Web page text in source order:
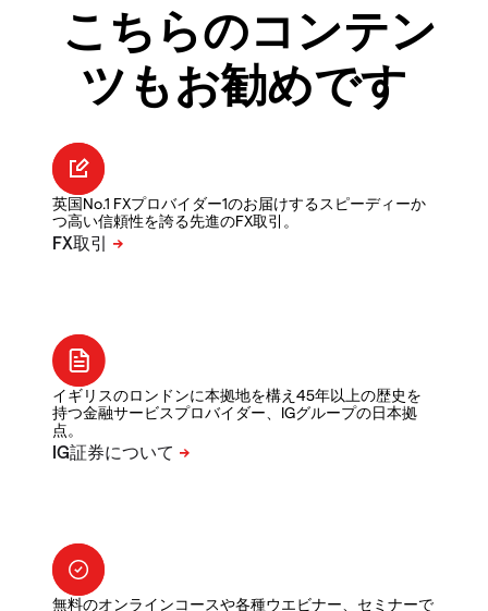
こちらのコンテン
ツもお勧めです
英国No.1 FXプロバイダー1のお届けするスピーディーか
つ高い信頼性を誇る先進のFX取引。
イギリスのロンドンに本拠地を構え45年以上の歴史を
持つ金融サービスプロバイダー、IGグループの日本拠
点。
無料のオンラインコースや各種ウエビナー、セミナーで